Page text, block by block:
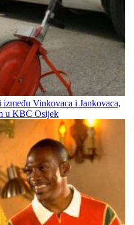
između Vinkovaca i Jankovaca,
u KBC Osijek